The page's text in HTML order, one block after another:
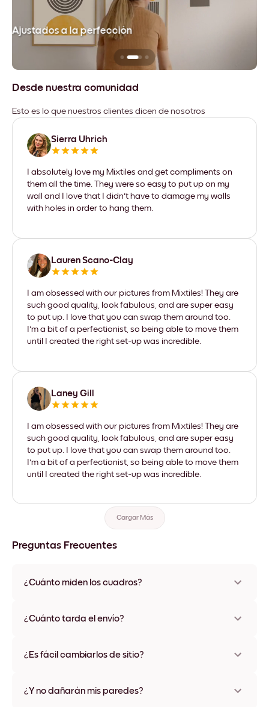
Ajustados a la perfección
Desde nuestra comunidad
Esto es lo que nuestros clientes dicen de nosotros
Sierra Uhrich
I absolutely love my Mixtiles and get compliments on
them all the time. They were so easy to put up on my
wall and I love that I didn't have to damage my walls
with holes in order to hang them.
Lauren Scano-Clay
I am obsessed with our pictures from Mixtiles! They are
such good quality, look fabulous, and are super easy
to put up. I love that you can swap them around too.
I'm a bit of a perfectionist, so being able to move them
until I created the right set-up was incredible.
Laney Gill
I am obsessed with our pictures from Mixtiles! They are
such good quality, look fabulous, and are super easy
to put up. I love that you can swap them around too.
I'm a bit of a perfectionist, so being able to move them
until I created the right set-up was incredible.
Cargar Más
Preguntas Frecuentes
¿Cuánto miden los cuadros?
varios materiales y colores de marco, incluidas opciones sin
¿Cuánto tarda el envío?
disponibles en algunos países. Te enviaremos un número de
¿Es fácil cambiarlos de sitio?
ningún daño
¿Y no dañarán mis paredes?